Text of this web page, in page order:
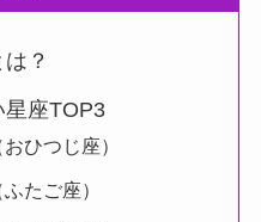
？
座TOP3
ひつじ座）
たご座）